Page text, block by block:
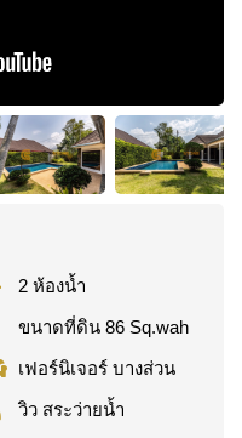
2 ห้องน้ำ
ขนาดที่ดิน 86 Sq.wah
เฟอร์นิเจอร์ บางส่วน
วิว สระว่ายน้ำ